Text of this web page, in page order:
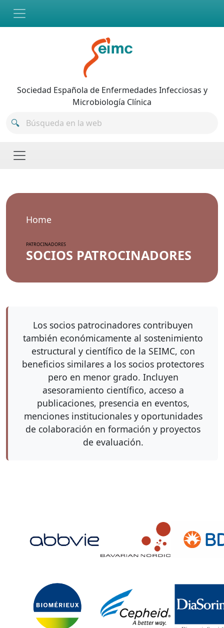
Sociedad Española de Enfermedades Infecciosas y
Microbiología Clínica
Home
PATROCINADORES
SOCIOS PATROCINADORES
Los socios patrocinadores contribuyen
también económicamente al sostenimiento
estructural y científico de la SEIMC, con
beneficios similares a los socios protectores
pero en menor grado. Incluyen
asesoramiento científico, acceso a
publicaciones, presencia en eventos,
menciones institucionales y oportunidades
de colaboración en formación y proyectos
de evaluación.